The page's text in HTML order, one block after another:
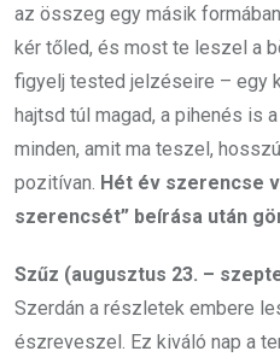
az összeg egy másik
kér tőled, és most te leszel a
figyelj tested jelzéseire – egy
hajtsd túl magad, a pihenés is
minden, amit ma teszel,
pozitívan. Hét év szerencse
szerencsét” beírása után
Szűz (augusztus 23. –
Szerdán a részletek embere
észreveszel. Ez kiváló nap a